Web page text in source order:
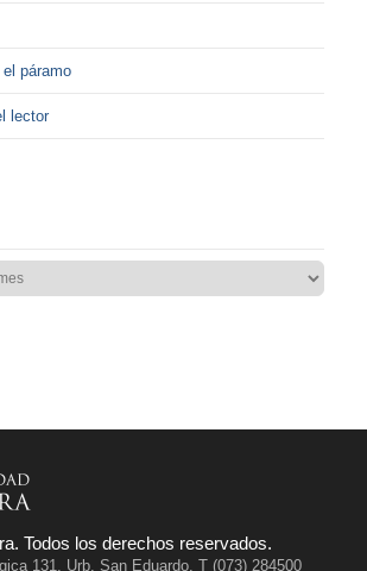
páramo
lector
Todos los derechos reservados.
131, Urb. San Eduardo. T (073) 284500